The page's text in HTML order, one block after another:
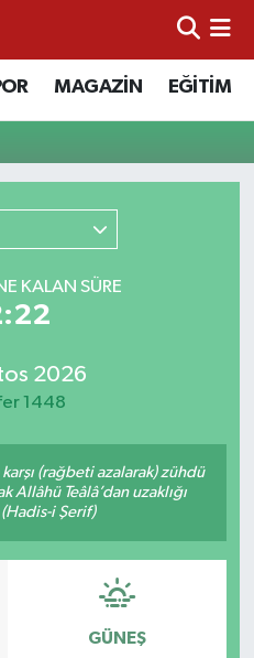
MAGAZİN EĞİTİM
KALAN SÜRE
2026
1448
(rağbeti azalarak) zühdü
Allâhü Teâlâ’dan uzaklığı
(Hadis-i Şerif)
GÜNEŞ
Haritası
ve Fikstür